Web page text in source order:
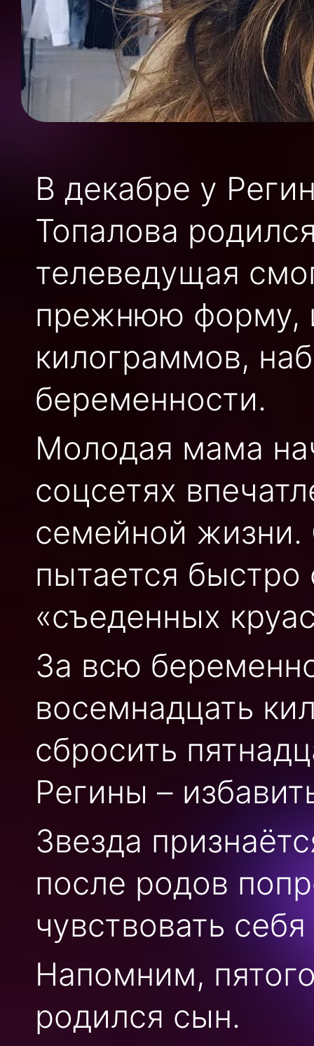
В декабре у
Топалова
телеведущая
прежнюю форму,
килограммов,
беременности.
Молодая мама
соцсетях
семейной жизни.
пытается
«съеденных
За всю
восемнадцать
сбросить
Регины –
Звезда
после родов
чувствовать
Напомним,
родился сын.